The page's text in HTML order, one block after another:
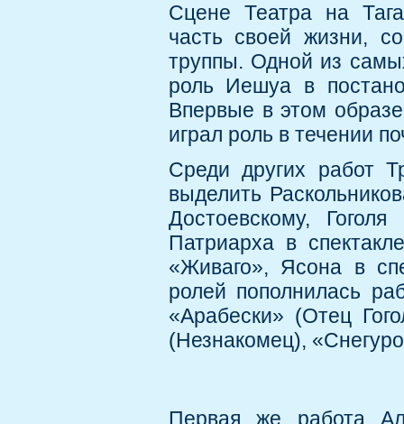
Сцене Театра на
часть своей жизни,
труппы. Одной из
роль Иешуа в
Впервые в этом
играл роль в течении
Среди других работ
выделить
Достоевскому,
Патриарха в
«Живаго», Ясона в
ролей пополнилась
«Арабески» (Отец
(Незнакомец),
Первая же работа